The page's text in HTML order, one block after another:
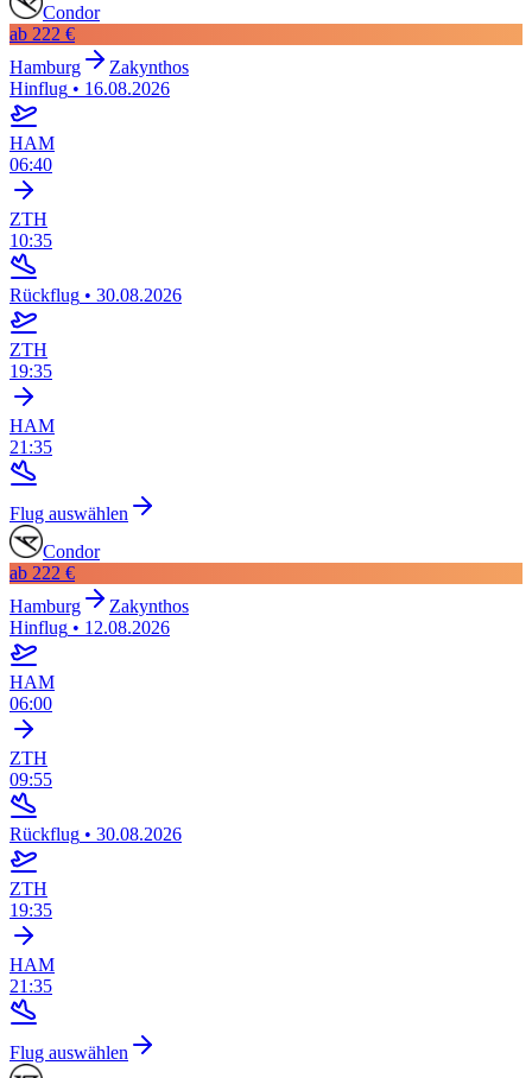
Condor
ab 222 €
Hamburg
Zakynthos
Hinflug • 16.08.2026
HAM
06:40
ZTH
10:35
Rückflug • 30.08.2026
ZTH
19:35
HAM
21:35
Flug auswählen
Condor
ab 222 €
Hamburg
Zakynthos
Hinflug • 12.08.2026
HAM
06:00
ZTH
09:55
Rückflug • 30.08.2026
ZTH
19:35
HAM
21:35
Flug auswählen